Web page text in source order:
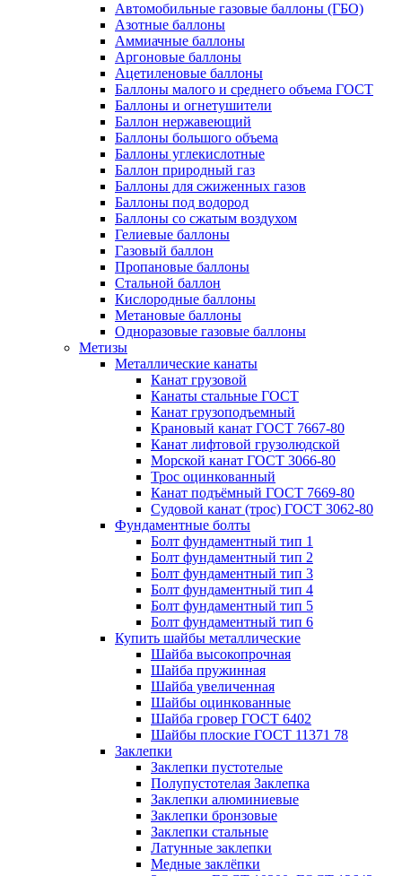
Автомобильные газовые баллоны (ГБО)
Азотные баллоны
Аммиачные баллоны
Аргоновые баллоны
Ацетиленовые баллоны
Баллоны малого и среднего объема ГОСТ
Баллоны и огнетушители
Баллон нержавеющий
Баллоны большого объема
Баллоны углекислотные
Баллон природный газ
Баллоны для сжиженных газов
Баллоны под водород
Баллоны со сжатым воздухом
Гелиевые баллоны
Газовый баллон
Пропановые баллоны
Стальной баллон
Кислородные баллоны
Метановые баллоны
Одноразовые газовые баллоны
Метизы
Металлические канаты
Канат грузовой
Канаты стальные ГОСТ
Канат грузоподъемный
Крановый канат ГОСТ 7667-80
Канат лифтовой грузолюдской
Морской канат ГОСТ 3066-80
Трос оцинкованный
Канат подъёмный ГОСТ 7669-80
Судовой канат (трос) ГОСТ 3062-80
Фундаментные болты
Болт фундаментный тип 1
Болт фундаментный тип 2
Болт фундаментный тип 3
Болт фундаментный тип 4
Болт фундаментный тип 5
Болт фундаментный тип 6
Купить шайбы металлические
Шайба высокопрочная
Шайба пружинная
Шайба увеличенная
Шайбы оцинкованные
Шайба гровер ГОСТ 6402
Шайбы плоские ГОСТ 11371 78
Заклепки
Заклепки пустотелые
Полупустотелая Заклепка
Заклепки алюминиевые
Заклепки бронзовые
Заклепки стальные
Латунные заклепки
Медные заклёпки